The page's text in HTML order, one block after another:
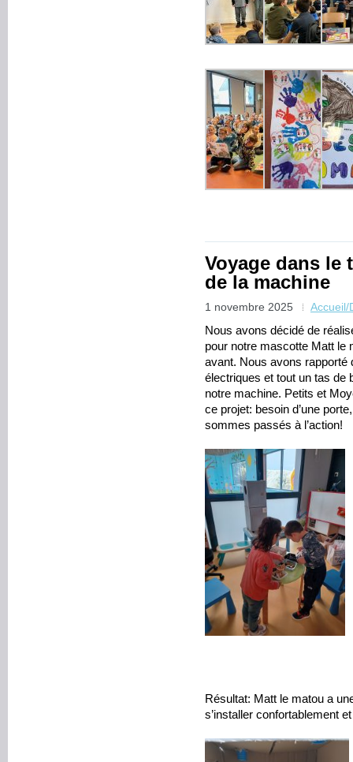
Voyage dans le
de la machine
1 novembre 2025 Accueil/
Nous avons décidé de
pour notre mascotte Matt le
avant. Nous avons rapporté
électriques et tout un tas de
notre machine. Petits et
ce projet: besoin d’une
sommes passés à l’action!
Résultat: Matt le matou a
s’installer confortablement